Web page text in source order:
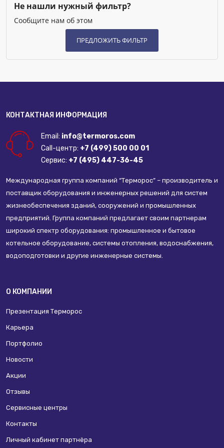
Не нашли нужный фильтр?
Сообщите нам об этом
КОНТАКТНАЯ ИНФОРМАЦИЯ
Email: info@termoros.com
Call-центр: +7 (499) 500 00 01
Сервис: +7 (495) 447-36-45
Международная группа компаний “Терморос” – производитель и
поставщик оборудования и инженерных решений для систем
жизнеобеспечения зданий, сооружений и промышленных
предприятий. Группа компаний предлагает своим партнерам
широкий спектр оборудования: промышленное и бытовое
котельное оборудование, системы отопления, водоснабжения,
водоподготовки и другие инженерные системы.
О КОМПАНИИ
Презентация Терморос
Карьера
Портфолио
Новости
Акции
Отзывы
Сервисные центры
Контакты
Личный кабинет партнёра